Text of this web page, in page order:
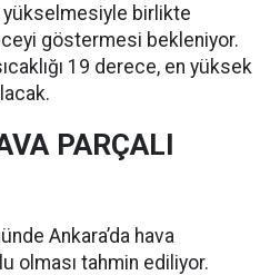
yükselmesiyle birlikte
göstermesi bekleniyor.
19 derece, en yüksek
PARÇALI
Ankara’da hava
olması tahmin ediliyor.